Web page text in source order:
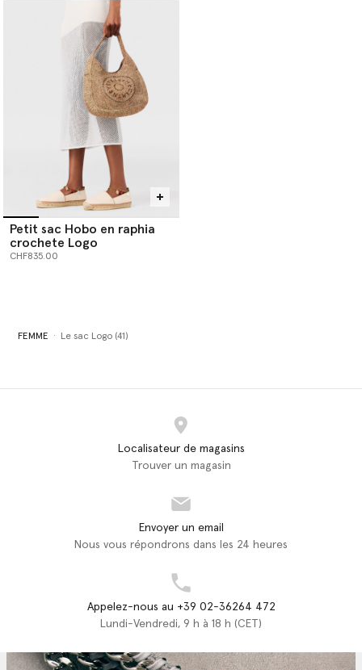
Petit sac Hobo en raphia
crochete Logo
CHF835.00
FEMME Le sac Logo (41)
Localisateur de magasins
Trouver un magasin
Envoyer un email
Nous vous répondrons dans les 24 heures
Appelez-nous au +39 02-36264 472
Lundi-Vendredi, 9 h à 18 h (CET)